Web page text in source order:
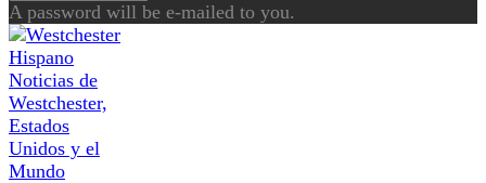
A password will be e-mailed to you.
Noticias de
Westchester,
Estados
Unidos y el
Mundo